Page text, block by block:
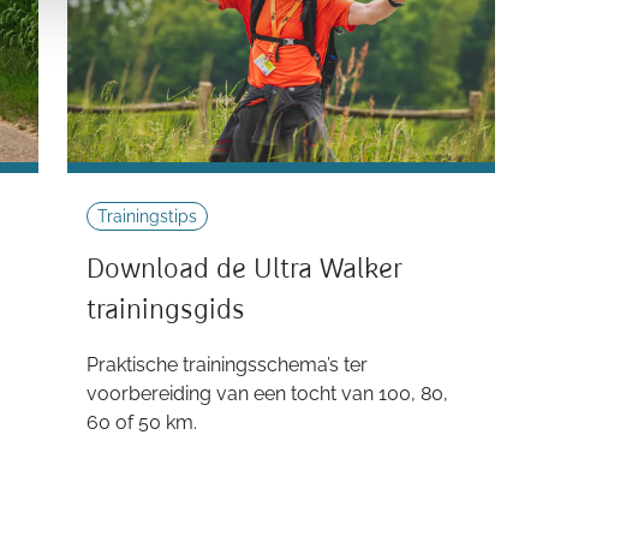
Trainingstips
Download de Ultra Walker
trainingsgids
Praktische trainingsschema’s ter
voorbereiding van een tocht van 100, 80,
60 of 50 km.